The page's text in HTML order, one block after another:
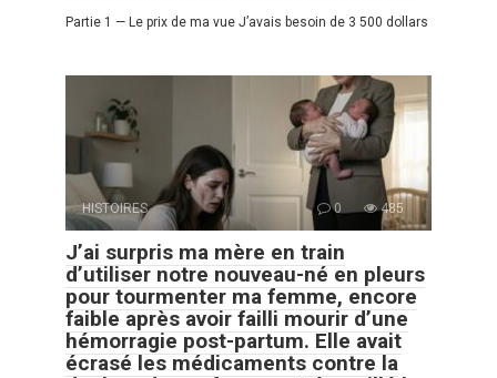
Partie 1 — Le prix de ma vue J’avais besoin de 3 500 dollars
HISTOIRES 0 485
J’ai surpris ma mère en train
d’utiliser notre nouveau-né en pleurs
pour tourmenter ma femme, encore
faible après avoir failli mourir d’une
hémorragie post-partum. Elle avait
écrasé les médicaments contre la